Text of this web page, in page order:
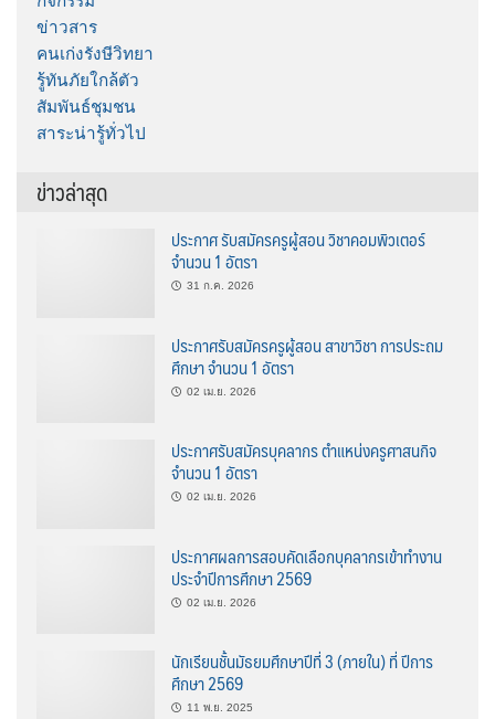
ข่าวสาร
คนเก่งรังษีวิทยา
รู้ทันภัยใกล้ตัว
สัมพันธ์ชุมชน
สาระน่ารู้ทั่วไป
ข่าวล่าสุด
ประกาศ รับสมัครครูผู้สอน วิชาคอมพิวเตอร์
จำนวน 1 อัตรา
31 ก.ค. 2026
ประกาศรับสมัครครูผู้สอน สาขาวิชา การประถม
ศึกษา จำนวน 1 อัตรา
02 เม.ย. 2026
ประกาศรับสมัครบุคลากร ตำแหน่งครูศาสนกิจ
จำนวน 1 อัตรา
02 เม.ย. 2026
ประกาศผลการสอบคัดเลือกบุคลากรเข้าทำงาน
ประจำปีการศึกษา 2569
02 เม.ย. 2026
นักเรียนชั้นมัธยมศึกษาปีที่ 3 (ภายใน) ที่ ปีการ
ศึกษา 2569
11 พ.ย. 2025